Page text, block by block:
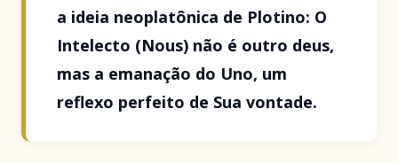
a ideia neoplatônica de Plotino: O
Intelecto (Nous) não é outro deus,
mas a emanação do Uno, um
reflexo perfeito de Sua vontade.